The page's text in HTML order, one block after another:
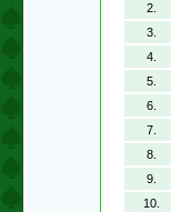
2.
3.
4.
5.
6.
7.
8.
9.
10.